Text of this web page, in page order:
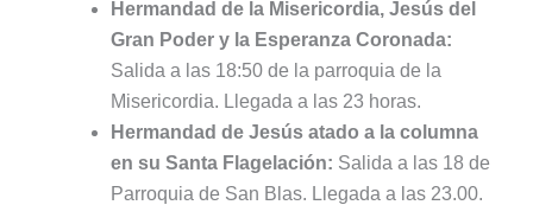
Hermandad de la Misericordia, Jesús del
Gran Poder y la Esperanza Coronada:
Salida a las 18:50 de la parroquia de la
Misericordia. Llegada a las 23 horas.
Hermandad de Jesús atado a la columna
en su Santa Flagelación: Salida a las 18 de
Parroquia de San Blas. Llegada a las 23.00.